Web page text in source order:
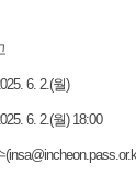
6. 2.(월)
6. 2.(월) 18:00